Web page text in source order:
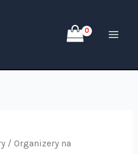
/Organizery na